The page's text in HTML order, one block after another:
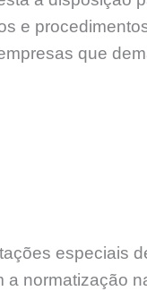
e
que
especiais
normatização